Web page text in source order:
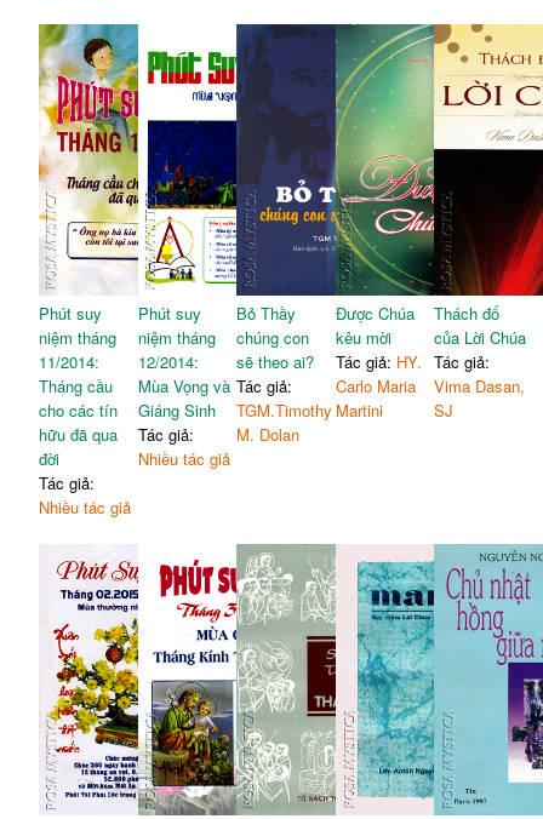
Phút suy
niệm tháng
11/2014:
Tháng cầu
cho các tín
hữu đã qua
đời
Tác giả:
Nhiều tác giả
Phút suy
niệm tháng
12/2014:
Mùa Vọng và
Giáng Sinh
Tác giả:
Nhiều tác giả
Bỏ Thầy
chúng con
sẽ theo ai?
Tác giả:
TGM.Timothy
M. Dolan
Được Chúa
kêu mời
Tác giả: HY.
Carlo Maria
Martini
Thách đố
của Lời Chúa
Tác giả:
Vima Dasan,
SJ